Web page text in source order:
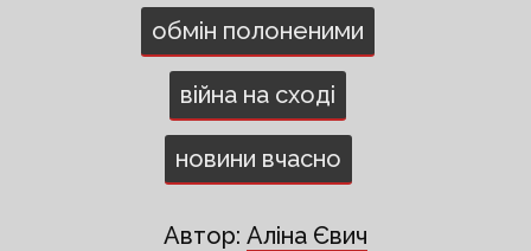
обмін полоненими
війна на сході
новини вчасно
Автор: Аліна Євич